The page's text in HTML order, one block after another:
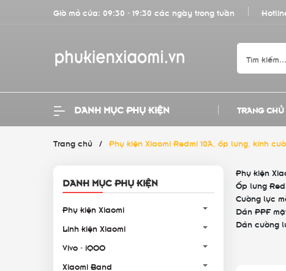
Giờ mở cửa: 09:30 - 19:30 các ngày trong tuần
DANH MỤC PHỤ KIỆN TRANG CHỦ
Trang chủ / Phụ kiện Xiaomi Redmi 10A, ốp lưng, kính
DANH MỤC PHỤ KIỆN
Phụ kiện Xiaomi
Linh kiện Xiaomi
Vivo - iQOO
Xiaomi Band
Phụ kiện
Ốp lưng
Cường lực
Dán PPF
Dán cường